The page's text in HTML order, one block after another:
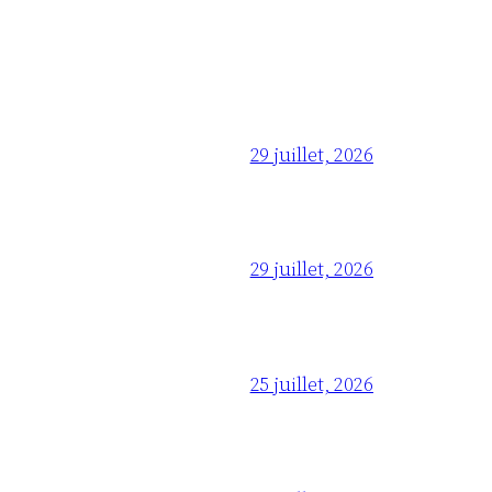
29 juillet, 2026
29 juillet, 2026
25 juillet, 2026